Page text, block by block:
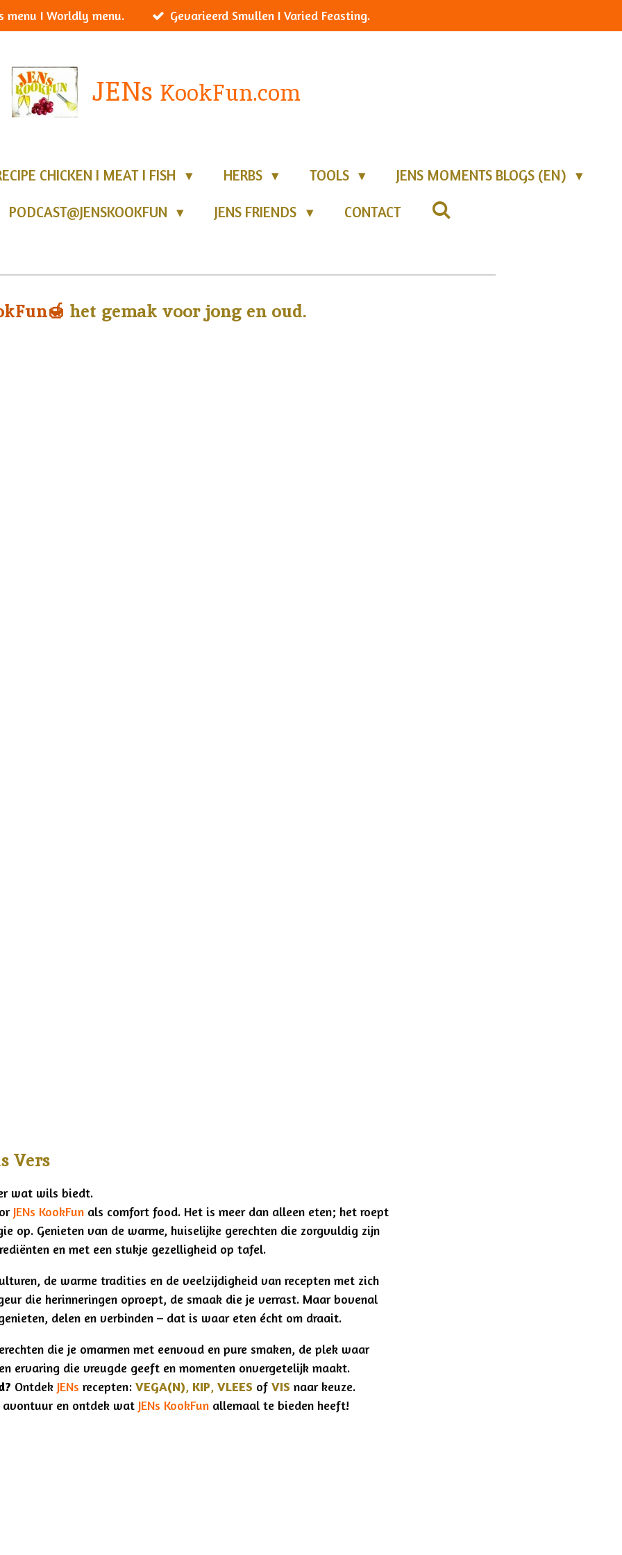
menu I Worldly menu. Gevarieerd Smullen I Varied Feasting.
JENs KookFun.com
CHICKEN I MEAT I FISH HERBS TOOLS JENS MOMENTS BLOGS (EN)
PODCAST@JENSKOOKFUN JENS FRIENDS CONTACT
het gemak voor jong en oud.
Vers
wat wils biedt.
JENs KookFun als comfort food. Het is meer dan alleen eten; het roept
op. Genieten van de warme, huiselijke gerechten die zorgvuldig zijn
en met een stukje gezelligheid op tafel.
de warme tradities en de veelzijdigheid van recepten met zich
die herinneringen oproept, de smaak die je verrast. Maar bovenal
delen en verbinden – dat is waar eten écht om draait.
die je omarmen met eenvoud en pure smaken, de plek waar
ervaring die vreugde geeft en momenten onvergetelijk maakt.
Ontdek JENs recepten: VEGA(N), KIP, VLEES of VIS naar keuze.
en ontdek wat JENs KookFun allemaal te bieden heeft!